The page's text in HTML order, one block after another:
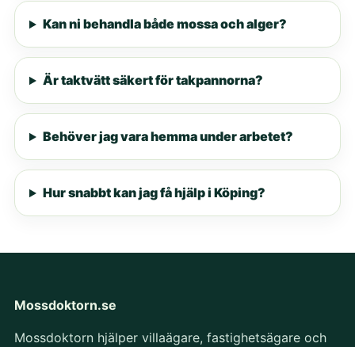
Kan ni behandla både mossa och alger?
Är taktvätt säkert för takpannorna?
Behöver jag vara hemma under arbetet?
Hur snabbt kan jag få hjälp i Köping?
Mossdoktorn.se
Mossdoktorn hjälper villaägare, fastighetsägare och